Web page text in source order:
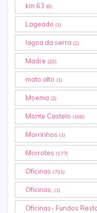
km 63 (6)
Lageado (1)
lagoa da serra (2)
Madre (20)
mato alto (1)
Moema (2)
Monte Castelo (198)
Morrinhos (1)
Morrotes (177)
Oficinas (731)
Oficinas, (1)
Oficinas- Fundos